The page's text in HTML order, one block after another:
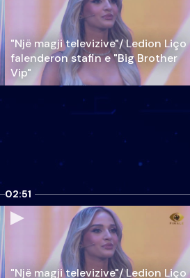
"Një magji televizive"/ Ledion Liço
falenderon stafin e "Big Brother
Vip"
02:51
"Një magji televizive"/ Ledion Liço